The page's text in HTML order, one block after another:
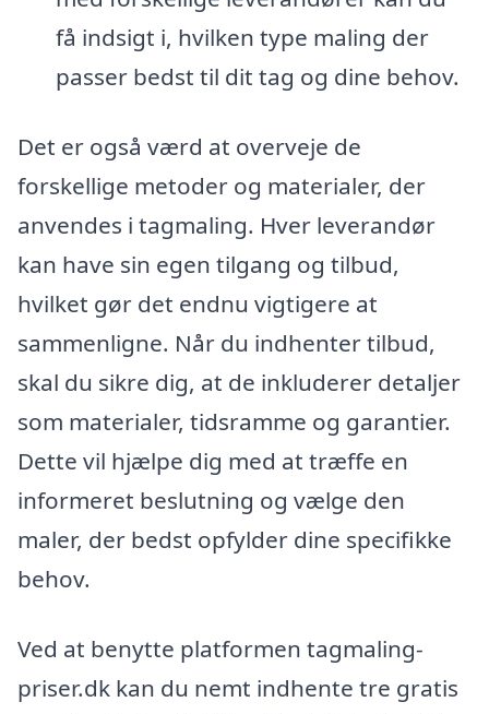
få indsigt i, hvilken type maling der
passer bedst til dit tag og dine behov.
Det er også værd at overveje de
forskellige metoder og materialer, der
anvendes i tagmaling. Hver leverandør
kan have sin egen tilgang og tilbud,
hvilket gør det endnu vigtigere at
sammenligne. Når du indhenter tilbud,
skal du sikre dig, at de inkluderer detaljer
som materialer, tidsramme og garantier.
Dette vil hjælpe dig med at træffe en
informeret beslutning og vælge den
maler, der bedst opfylder dine specifikke
behov.
Ved at benytte platformen tagmaling-
priser.dk kan du nemt indhente tre gratis